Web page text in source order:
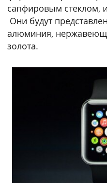
сапфировым стеклом,
Они будут
алюминия,
золота.